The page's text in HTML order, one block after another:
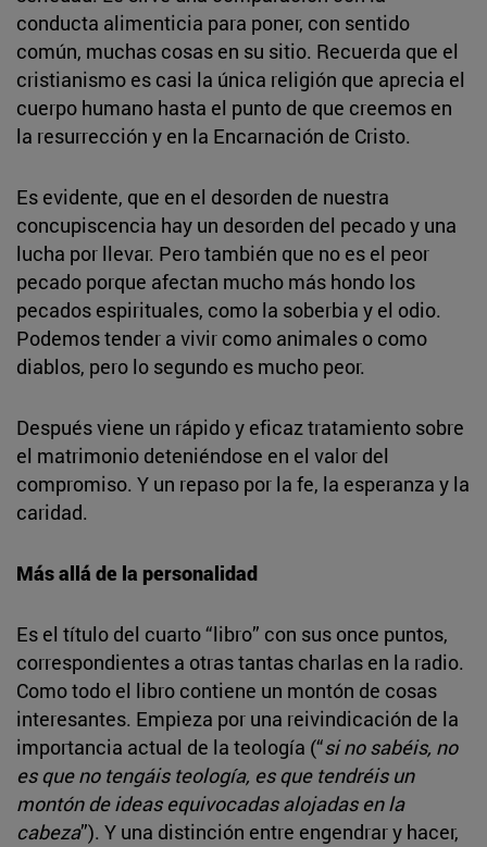
conducta alimenticia para poner, con sentido
común, muchas cosas en su sitio. Recuerda que el
cristianismo es casi la única religión que aprecia el
cuerpo humano hasta el punto de que creemos en
la resurrección y en la Encarnación de Cristo.
Es evidente, que en el desorden de nuestra
concupiscencia hay un desorden del pecado y una
lucha por llevar. Pero también que no es el peor
pecado porque afectan mucho más hondo los
pecados espirituales, como la soberbia y el odio.
Podemos tender a vivir como animales o como
diablos, pero lo segundo es mucho peor.
Después viene un rápido y eficaz tratamiento sobre
el matrimonio deteniéndose en el valor del
compromiso. Y un repaso por la fe, la esperanza y la
caridad.
Más allá de la personalidad
Es el título del cuarto “libro” con sus once puntos,
correspondientes a otras tantas charlas en la radio.
Como todo el libro contiene un montón de cosas
interesantes. Empieza por una reivindicación de la
importancia actual de la teología (“si no sabéis, no
es que no tengáis teología, es que tendréis un
montón de ideas equivocadas alojadas en la
cabeza”). Y una distinción entre engendrar y hacer,